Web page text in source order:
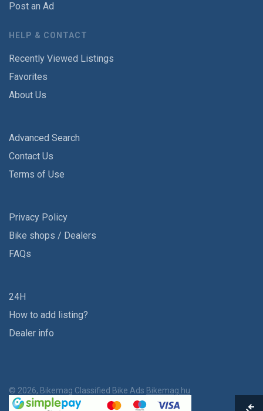
Post an Ad
HELP & CONTACT
Recently Viewed Listings
Favorites
About Us
Advanced Search
Contact Us
Terms of Use
Privacy Policy
Bike shops / Dealers
FAQs
24H
How to add listing?
Dealer info
© 2026, Bikemag Classified Bike Ads Bikemag.hu